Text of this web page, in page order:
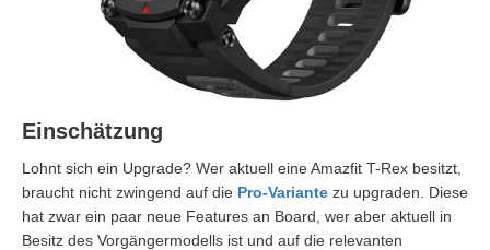
Einschätzung
Lohnt sich ein Upgrade? Wer aktuell eine Amazfit T-Rex besitzt,
braucht nicht zwingend auf die Pro-Variante zu upgraden. Diese
hat zwar ein paar neue Features an Board, wer aber aktuell in
Besitz des Vorgängermodells ist und auf die relevanten